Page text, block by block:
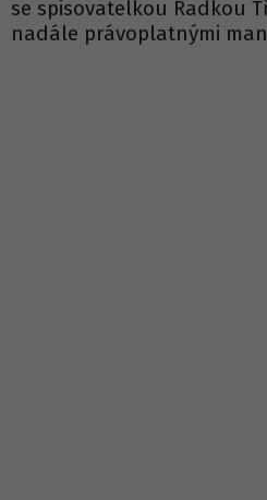
se spisovatelkou Radkou
nadále právoplatnými